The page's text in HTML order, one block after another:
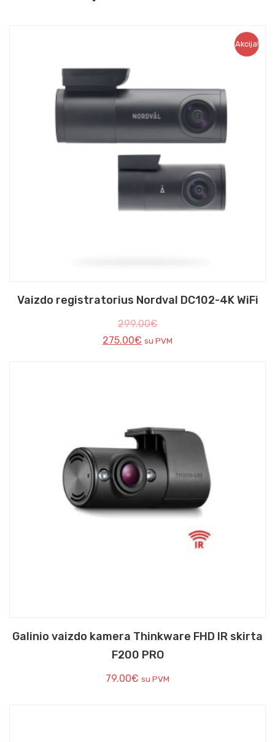
Akcija!
Vaizdo registratorius Nordval DC102-4K WiFi
299.00€
275.00€ su PVM
Galinio vaizdo kamera Thinkware FHD IR skirta
F200 PRO
79.00€ su PVM